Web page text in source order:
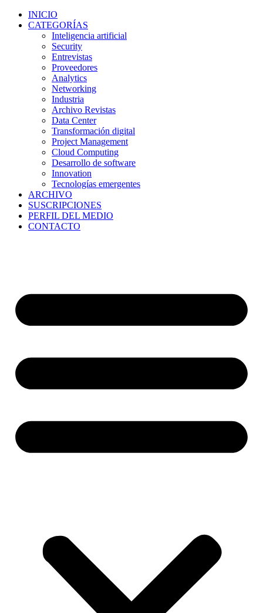
INICIO
CATEGORÍAS
Inteligencia artificial
Security
Entrevistas
Proveedores
Analytics
Networking
Industria
Archivo Revistas
Data Center
Transformación digital
Project Management
Cloud Computing
Desarrollo de software
Innovation
Tecnologías emergentes
ARCHIVO
SUSCRIPCIONES
PERFIL DEL MEDIO
CONTACTO